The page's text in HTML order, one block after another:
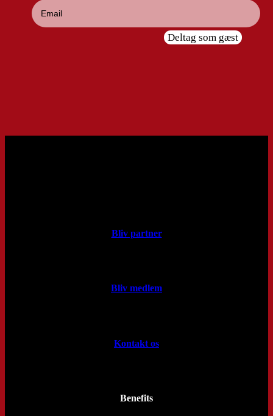
Deltag som gæst
Bliv partner
Bliv medlem
Kontakt os
Benefits